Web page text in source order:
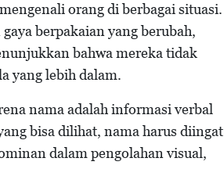
orang di berbagai situasi.
berpakaian yang berubah,
bahwa mereka tidak
yang lebih dalam.
nama adalah informasi verbal
bisa dilihat, nama harus diingat
dalam pengolahan visual,